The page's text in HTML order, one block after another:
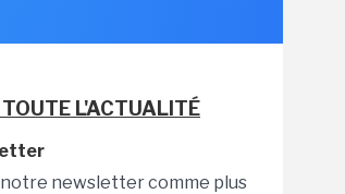
L'ACTUALITÉ
newsletter comme plus